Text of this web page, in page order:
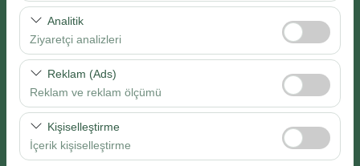
Bu çerezler sitenin doğru şekilde çalışması, güvenlik,
oturum yönetimi ve temel işlevler için gereklidir. Devre
dışı bırakılamaz.
Analitik
Ziyaretçi analizleri
Bu çerezler, sitemizin nasıl kullanıldığını (ziyaretçi sayısı,
en çok ziyaret edilen sayfalar, kullanıcı davranışları)
analiz etmemizi sağlar. Bu veriler, web sitesi
performansını ölçmek ve kullanıcı deneyimini sürekli
iyileştirmek için kullanılır.
Reklam (Ads)
Reklam ve reklam ölçümü
Bu çerezler, size ilgi alanlarınıza uygun kişiselleştirilmiş
reklamlar göstermemize ve reklam kampanyalarımızın
etkinliğini (gösterim sayısı, tıklama oranı) ölçmemize
Kişiselleştirme
İçerik kişiselleştirme
Alış Tarih & Saat
Bırakış Tarih & Saat
09:00
Ara